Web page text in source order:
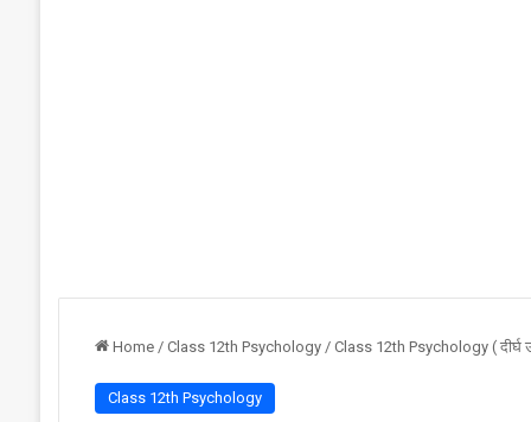
Home / Class 12th Psychology / Class 12th Psychology ( दीर्घ
Class 12th Psychology